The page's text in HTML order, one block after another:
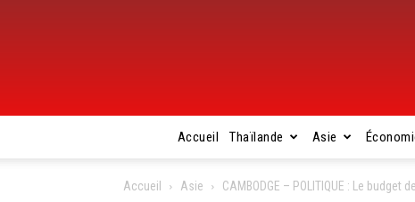
Accueil Thaïlande Asie
Accueil Asie CAMBODGE – POLITIQUE : Le